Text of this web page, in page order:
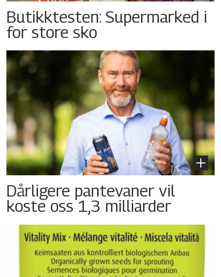
Butikktesten: Supermarked i
for store sko
Dårligere pantevaner vil
koste oss 1,3 milliarder